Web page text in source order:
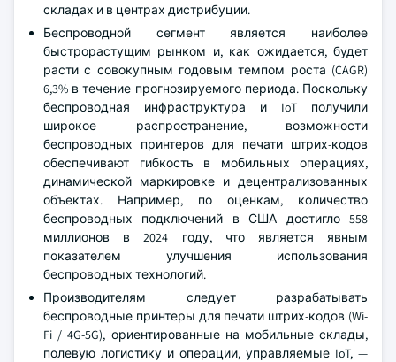
складах и в центрах дистрибуции.
Беспроводной сегмент является наиболее
быстрорастущим рынком и, как ожидается, будет
расти с совокупным годовым темпом роста (CAGR)
6,3% в течение прогнозируемого периода. Поскольку
беспроводная инфраструктура и IoT получили
широкое распространение, возможности
беспроводных принтеров для печати штрих-кодов
обеспечивают гибкость в мобильных операциях,
динамической маркировке и децентрализованных
объектах. Например, по оценкам, количество
беспроводных подключений в США достигло 558
миллионов в 2024 году, что является явным
показателем улучшения использования
беспроводных технологий.
Производителям следует разрабатывать
беспроводные принтеры для печати штрих-кодов (Wi-
Fi / 4G-5G), ориентированные на мобильные склады,
полевую логистику и операции, управляемые IoT, —